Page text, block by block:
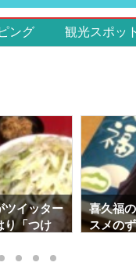
ング 観光スポット
ツイッター
り「つけ
喜久福
スメの